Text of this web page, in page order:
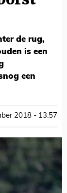
de rug,
is een
een
2018 - 13:57